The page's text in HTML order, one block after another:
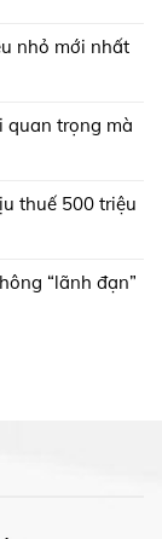
nhỏ mới nhất
quan trọng mà
thuế 500 triệu
“lãnh đạn”